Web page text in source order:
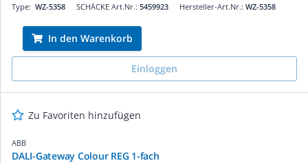
SCHÄCKE Art.Nr.: 5459923
Type: WZ-5358 Hersteller-Art.Nr.: WZ-5358
In den Warenkorb
Einloggen
Zu Favoriten hinzufügen
ABB
DALI-Gateway Colour REG 1-fach